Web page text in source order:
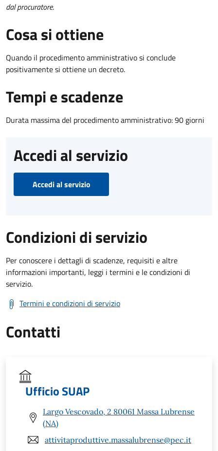
dal procuratore.
Cosa si ottiene
Quando il procedimento amministrativo si conclude
positivamente si ottiene un decreto.
Tempi e scadenze
Durata massima del procedimento amministrativo: 90 giorni
Accedi al servizio
Accedi al servizio
Condizioni di servizio
Per conoscere i dettagli di scadenze, requisiti e altre
informazioni importanti, leggi i termini e le condizioni di
servizio.
Termini e condizioni di servizio
Contatti
Ufficio SUAP
Largo Vescovado, 2 80061 Massa Lubrense
(NA)
attivitaproduttive.massalubrense@pec.it